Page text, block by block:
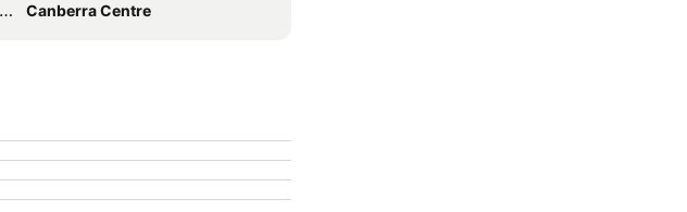
Canberra Centre